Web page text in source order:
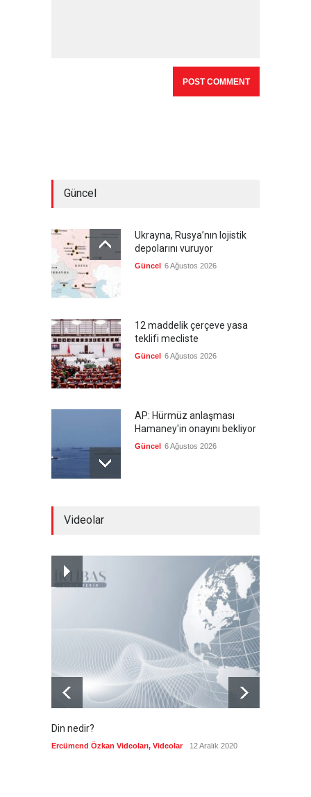
Güncel
Ukrayna, Rusya’nın lojistik
depolarını vuruyor
Güncel 6 Ağustos 2026
12 maddelik çerçeve yasa
teklifi mecliste
Güncel 6 Ağustos 2026
AP: Hürmüz anlaşması
Hamaney'in onayını bekliyor
Güncel 6 Ağustos 2026
Sebte'deki göç krizinin
jeopolitik arka planı
5 Ağustos 2026
Videolar
Din nedir?
Ercümend Özkan Videoları, Videolar 12 Aralık 2020